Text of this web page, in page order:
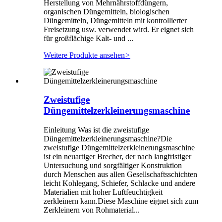
Herstellung von Mehrnährstoffdüngern,
organischen Düngemitteln, biologischen
Düngemitteln, Düngemitteln mit kontrollierter
Freisetzung usw. verwendet wird. Er eignet sich
für großflächige Kalt- und ...
Weitere Produkte ansehen>
Zweistufige
Düngemittelzerkleinerungsmaschine
Einleitung Was ist die zweistufige
Düngemittelzerkleinerungsmaschine?Die
zweistufige Düngemittelzerkleinerungsmaschine
ist ein neuartiger Brecher, der nach langfristiger
Untersuchung und sorgfältiger Konstruktion
durch Menschen aus allen Gesellschaftsschichten
leicht Kohlegang, Schiefer, Schlacke und andere
Materialien mit hoher Luftfeuchtigkeit
zerkleinern kann.Diese Maschine eignet sich zum
Zerkleinern von Rohmaterial...